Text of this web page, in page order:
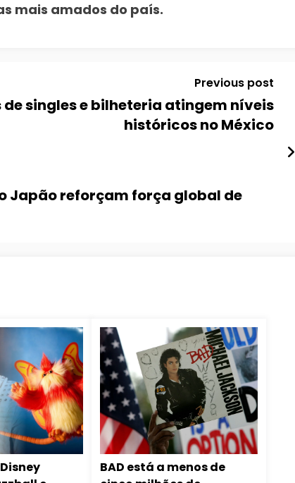
mais amados do país.
Previous post
de singles e bilheteria atingem níveis
históricos no México
Japão reforçam força global de
Disney
BAD está a menos de